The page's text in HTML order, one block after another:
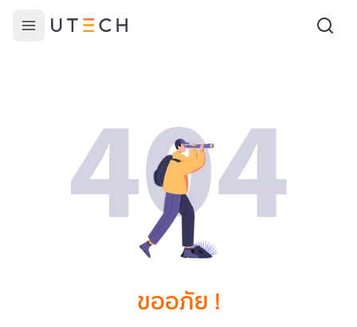
ขออภัย !